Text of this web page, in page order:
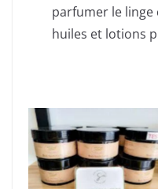
parfumer le linge
huiles et lotions
Gommage corporel